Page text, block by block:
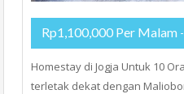
Rp1,100,000 Per Malam
Homestay di Jogja Untuk 10
terletak dekat dengan